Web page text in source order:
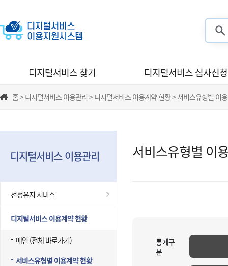
디지털서비스 찾기 디지털서비스 심사신청
홈 > 디지털서비스 이용관리 > 디지털서비스 이용계약 현황 > 서비스유형별 이
디지털서비스 이용관리
선정유지 서비스
디지털서비스 이용계약 현황
메인 (전체 바로가기)
서비스유형별 이용계약 현황
서비스유형별 이
통계구
분